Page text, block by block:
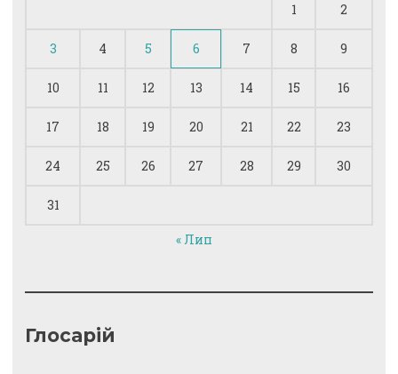
1 2
3 4 5 6 7 8 9
10 11 12 13 14 15 16
17 18 19 20 21 22 23
24 25 26 27 28 29 30
31
« Лип
Глосарій